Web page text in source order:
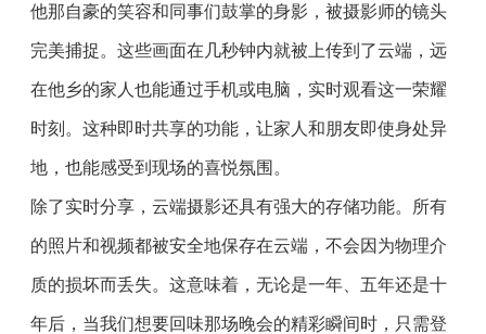
他那自豪的笑容和同事们鼓掌的身影，被摄影师的镜头
完美捕捉。这些画面在几秒钟内就被上传到了云端，远
在他乡的家人也能通过手机或电脑，实时观看这一荣耀
时刻。这种即时共享的功能，让家人和朋友即使身处异
地，也能感受到现场的喜悦氛围。
除了实时分享，云端摄影还具有强大的存储功能。所有
的照片和视频都被安全地保存在云端，不会因为物理介
质的损坏而丢失。这意味着，无论是一年、五年还是十
年后，当我们想要回味那场晚会的精彩瞬间时，只需登